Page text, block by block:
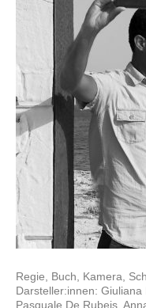
Regie, Buch, Kamera,
Darsteller:innen: Giuliana
Pasquale De Rubeis,